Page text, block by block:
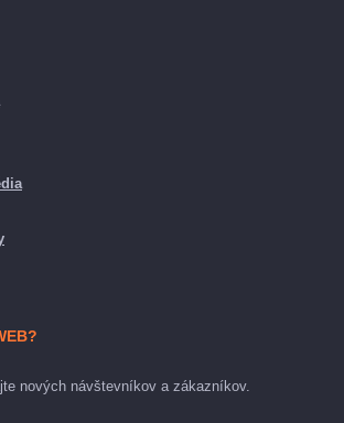
nových návštevníkov a zákazníkov.